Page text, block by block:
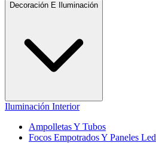
Decoración E Iluminación
Iluminación Interior
Ampolletas Y Tubos
Focos Empotrados Y Paneles Led